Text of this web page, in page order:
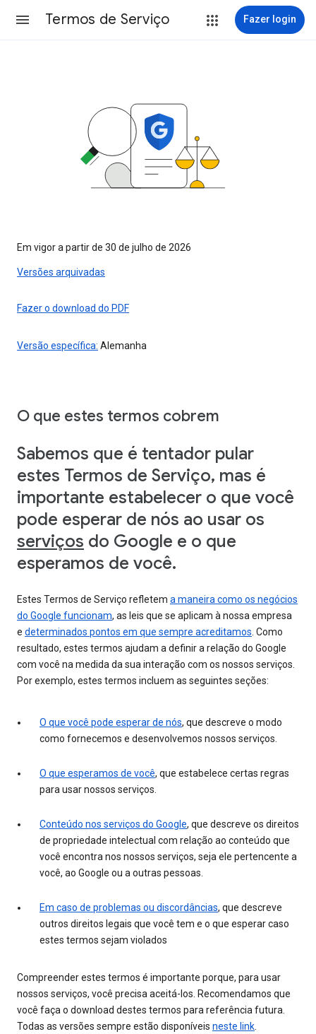
Termos de Serviço Fazer login
Em vigor a partir de 30 de julho de 2026
Versões arquivadas
Fazer o download do PDF
Versão específica: Alemanha
O que estes termos cobrem
Sabemos que é tentador pular
estes Termos de Serviço, mas é
importante estabelecer o que você
pode esperar de nós ao usar os
serviços do Google e o que
esperamos de você.
Estes Termos de Serviço refletem a maneira como os negócios
do Google funcionam, as leis que se aplicam à nossa empresa
e determinados pontos em que sempre acreditamos . Como
resultado, estes termos ajudam a definir a relação do Google
com você na medida da sua interação com os nossos serviços.
Por exemplo, estes termos incluem as seguintes seções:
O que você pode esperar de nós, que descreve o modo
como fornecemos e desenvolvemos nossos serviços.
O que esperamos de você, que estabelece certas regras
para usar nossos serviços.
Conteúdo nos serviços do Google, que descreve os direitos
de propriedade intelectual com relação ao conteúdo que
você encontra nos nossos serviços, seja ele pertencente a
você, ao Google ou a outras pessoas.
Em caso de problemas ou discordâncias, que descreve
outros direitos legais que você tem e o que esperar caso
estes termos sejam violados
Compreender estes termos é importante porque, para usar
nossos serviços, você precisa aceitá-los. Recomendamos que
você faça o download destes termos para referência futura.
Todas as versões sempre estão disponíveis neste link